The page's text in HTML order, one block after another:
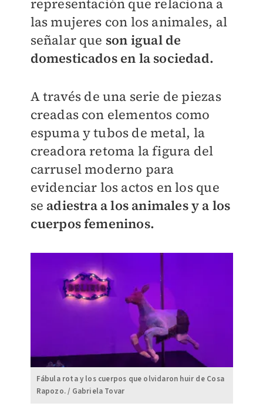
las mujeres con los animales, al
señalar que son igual de
domesticados en la sociedad.
A través de una serie de piezas
creadas con elementos como
espuma y tubos de metal, la
creadora retoma la figura del
carrusel moderno para
evidenciar los actos en los que
se adiestra a los animales y a los
cuerpos femeninos.
Fábula rota y los cuerpos que olvidaron huir de Cosa
Rapozo. / Gabriela Tovar